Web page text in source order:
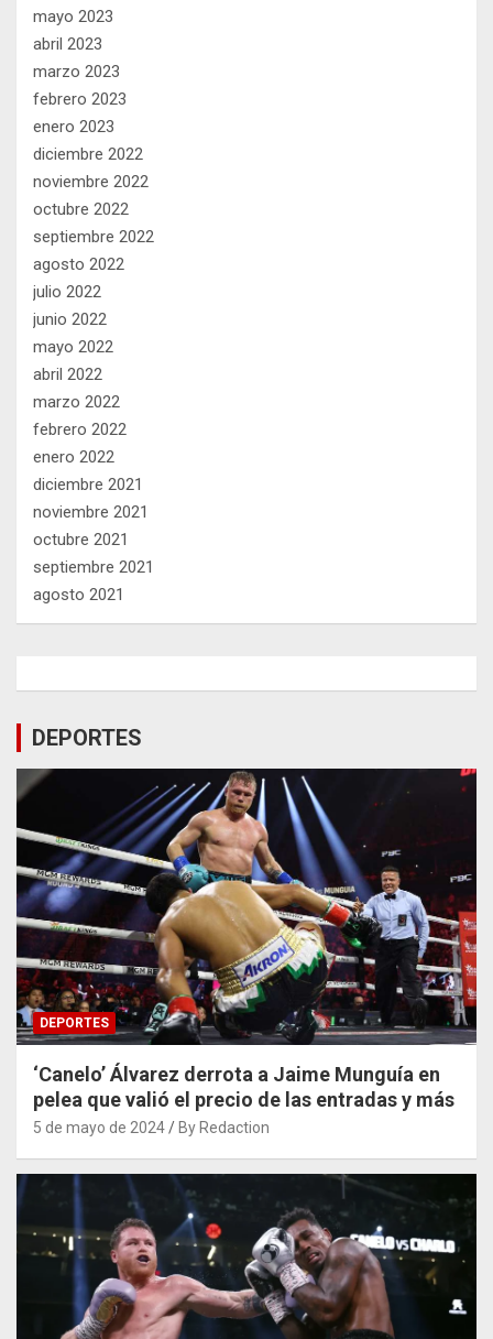
mayo 2023
abril 2023
marzo 2023
febrero 2023
enero 2023
diciembre 2022
noviembre 2022
octubre 2022
septiembre 2022
agosto 2022
julio 2022
junio 2022
mayo 2022
abril 2022
marzo 2022
febrero 2022
enero 2022
diciembre 2021
noviembre 2021
octubre 2021
septiembre 2021
agosto 2021
DEPORTES
DEPORTES
‘Canelo’ Álvarez derrota a Jaime Munguía en
pelea que valió el precio de las entradas y más
5 de mayo de 2024 By Redaction